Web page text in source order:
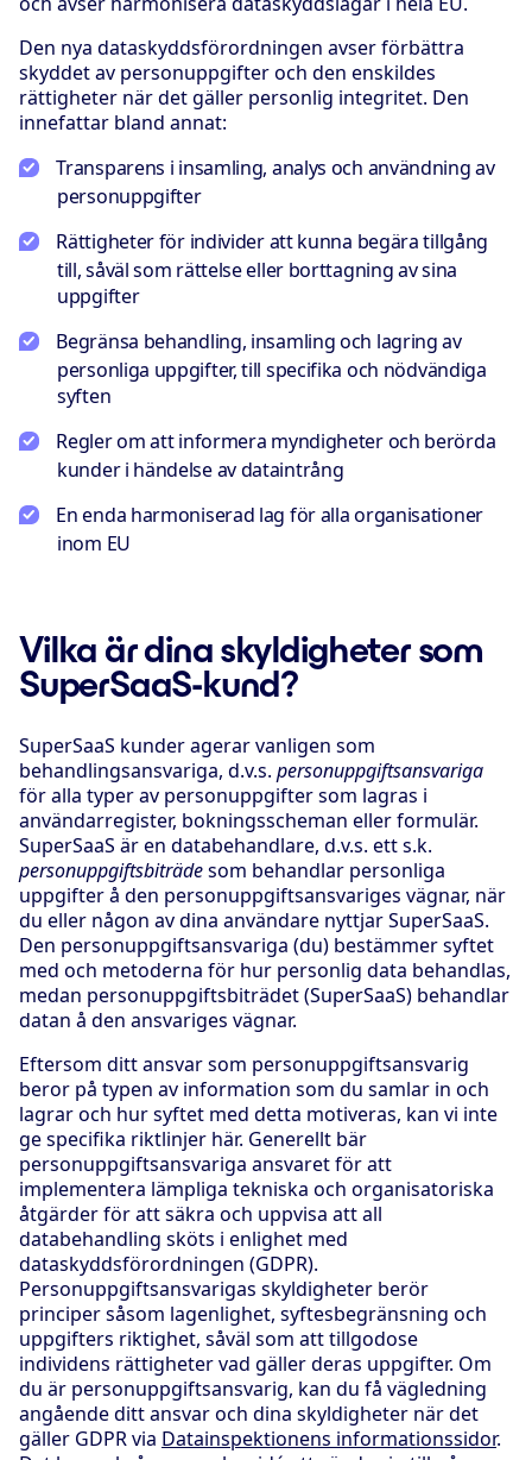
Den nya dataskyddsförordningen avser förbättra
skyddet av personuppgifter och den enskildes
rättigheter när det gäller personlig integritet. Den
innefattar bland annat:
Transparens i insamling, analys och användning av
personuppgifter
Rättigheter för individer att kunna begära tillgång
till, såväl som rättelse eller borttagning av sina
uppgifter
Begränsa behandling, insamling och lagring av
personliga uppgifter, till specifika och nödvändiga
syften
Regler om att informera myndigheter och berörda
kunder i händelse av dataintrång
En enda harmoniserad lag för alla organisationer
inom EU
Vilka är dina skyldigheter som
SuperSaaS-kund?
SuperSaaS kunder agerar vanligen som
behandlingsansvariga, d.v.s. personuppgiftsansvariga
för alla typer av personuppgifter som lagras i
användarregister, bokningsscheman eller formulär.
SuperSaaS är en databehandlare, d.v.s. ett s.k.
personuppgiftsbiträdesom behandlar personliga
uppgifter å den personuppgiftsansvariges vägnar, när
du eller någon av dina användare nyttjar SuperSaaS.
Den personuppgiftsansvariga (du) bestämmer syftet
med och metoderna för hur personlig data behandlas,
medan personuppgiftsbiträdet (SuperSaaS) behandlar
datan å den ansvariges vägnar.
Eftersom ditt ansvar som personuppgiftsansvarig
beror på typen av information som du samlar in och
lagrar och hur syftet med detta motiveras, kan vi inte
ge specifika riktlinjer här. Generellt bär
personuppgiftsansvariga ansvaret för att
implementera lämpliga tekniska och organisatoriska
åtgärder för att säkra och uppvisa att all
databehandling sköts i enlighet med
dataskyddsförordningen (GDPR).
Personuppgiftsansvarigas skyldigheter berör
principer såsom lagenlighet, syftesbegränsning och
uppgifters riktighet, såväl som att tillgodose
individens rättigheter vad gäller deras uppgifter. Om
du är personuppgiftsansvarig, kan du få vägledning
angående ditt ansvar och dina skyldigheter när det
gäller GDPR via Datainspektionens informationssidor.